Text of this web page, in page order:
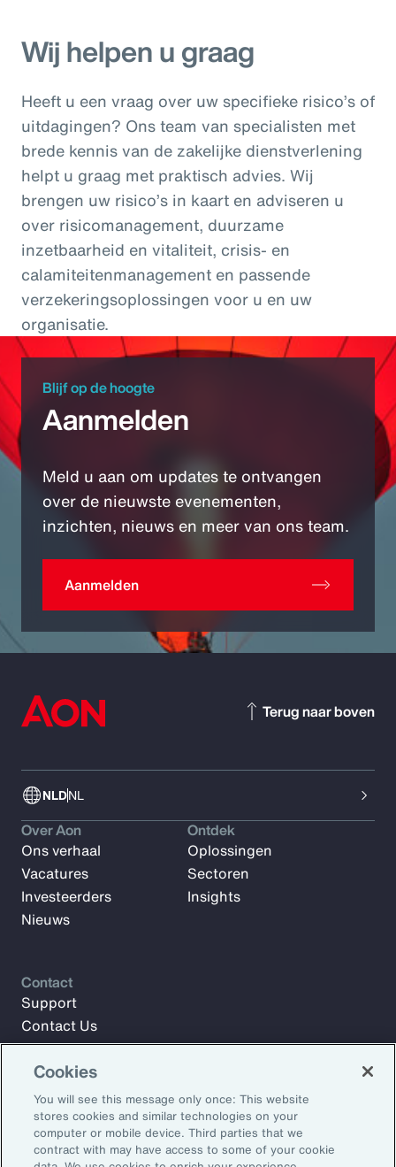
Wij helpen u graag
Heeft u een vraag over uw specifieke risico’s of
uitdagingen? Ons team van specialisten met
brede kennis van de zakelijke dienstverlening
helpt u graag met praktisch advies. Wij
brengen uw risico’s in kaart en adviseren u
over risicomanagement, duurzame
inzetbaarheid en vitaliteit, crisis- en
calamiteitenmanagement en passende
verzekeringsoplossingen voor u en uw
organisatie.
Blijf op de hoogte
Aanmelden
Meld u aan om updates te ontvangen
over de nieuwste evenementen,
inzichten, nieuws en meer van ons team.
Aanmelden
NLDNL
Terug naar boven
artikelen, rapporten en updates van ons team van experts.
E-mailadres:
Over Aon
Ons verhaal
Vacatures
Investeerders
Nieuws
Ontdek
Oplossingen
Sectoren
Insights
Contact
Support
Contact Us
Cookies
You will see this message only once: This website
stores cookies and similar technologies on your
computer or mobile device. Third parties that we
contract with may have access to some of your cookie